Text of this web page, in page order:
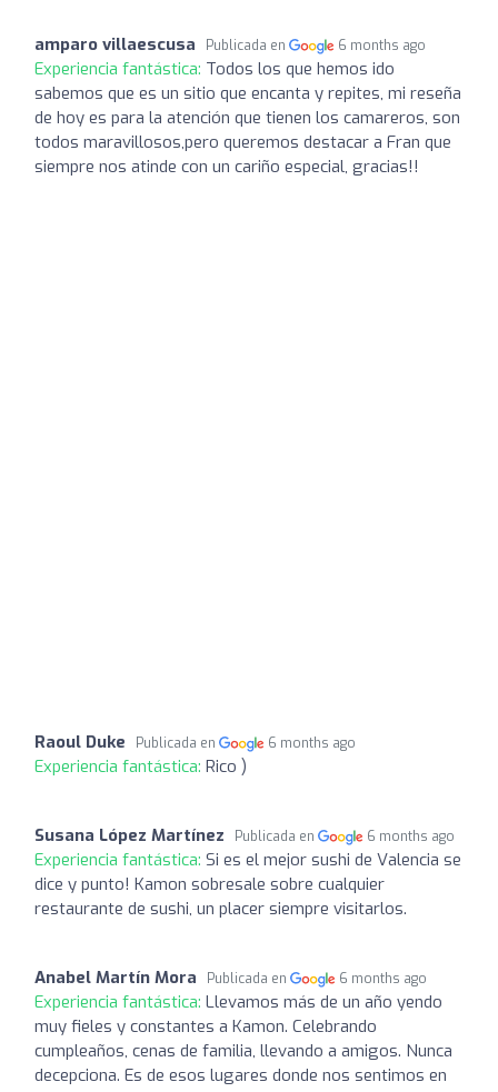
amparo villaescusa Publicada en 6 months ago
Experiencia fantástica: Todos los que hemos ido
sabemos que es un sitio que encanta y repites, mi reseña
de hoy es para la atención que tienen los camareros, son
todos maravillosos,pero queremos destacar a Fran que
siempre nos atinde con un cariño especial, gracias!!
Raoul Duke Publicada en 6 months ago
Experiencia fantástica: Rico )
Susana López Martínez Publicada en 6 months ago
Experiencia fantástica: Si es el mejor sushi de Valencia se
dice y punto! Kamon sobresale sobre cualquier
restaurante de sushi, un placer siempre visitarlos.
Anabel Martín Mora Publicada en 6 months ago
Experiencia fantástica: Llevamos más de un año yendo
muy fieles y constantes a Kamon. Celebrando
cumpleaños, cenas de familia, llevando a amigos. Nunca
decepciona. Es de esos lugares donde nos sentimos en